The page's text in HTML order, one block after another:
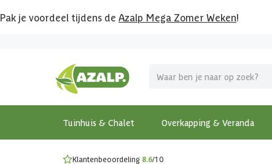
Pak je voordeel tijdens de Azalp Mega Zomer Weken!
Tuinhuis & Chalet Overkapping & Veranda
MEGA zomer kortingen op overkappingen en tuinhuizen!
Bekijk de actiemodellen
Gratis wandplankset
Ontdek onze metalen overkappingen
Klantenbeoordeling 8.6/10